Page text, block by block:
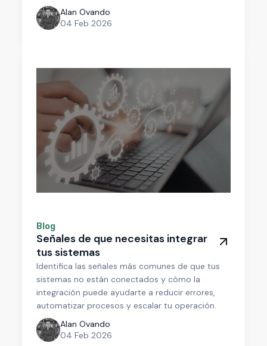
Alan Ovando
04 Feb 2026
Blog
Señales de que necesitas integrar
tus sistemas
Identifica las señales más comunes de que tus
sistemas no están conectados y cómo la
integración puede ayudarte a reducir errores,
automatizar procesos y escalar tu operación.
Alan Ovando
04 Feb 2026